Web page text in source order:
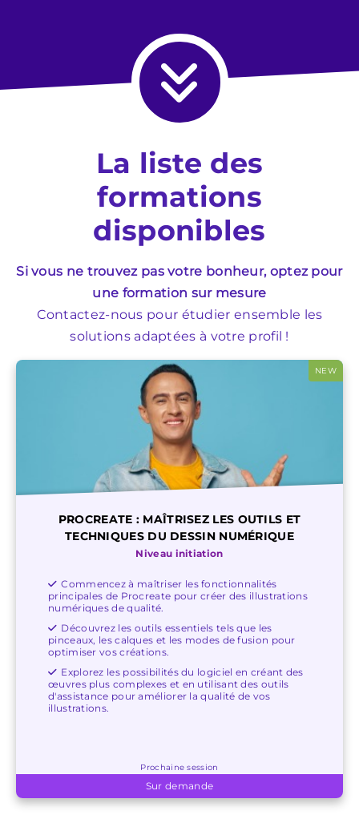
La liste des
formations
disponibles
Si vous ne trouvez pas votre bonheur, optez pour
une formation sur mesure
Contactez-nous pour étudier ensemble les
solutions adaptées à votre profil !
NEW
PROCREATE : MAÎTRISEZ LES OUTILS ET
TECHNIQUES DU DESSIN NUMÉRIQUE
Niveau initiation
Commencez à maîtriser les fonctionnalités
principales de Procreate pour créer des illustrations
numériques de qualité.
Découvrez les outils essentiels tels que les
pinceaux, les calques et les modes de fusion pour
optimiser vos créations.
Explorez les possibilités du logiciel en créant des
œuvres plus complexes et en utilisant des outils
d'assistance pour améliorer la qualité de vos
illustrations.
Prochaine session
Sur demande